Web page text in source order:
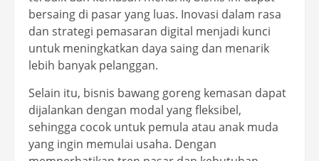
bersaing di pasar yang luas. Inovasi dalam rasa
dan strategi pemasaran digital menjadi kunci
untuk meningkatkan daya saing dan menarik
lebih banyak pelanggan.
Selain itu, bisnis bawang goreng kemasan dapat
dijalankan dengan modal yang fleksibel,
sehingga cocok untuk pemula atau anak muda
yang ingin memulai usaha. Dengan